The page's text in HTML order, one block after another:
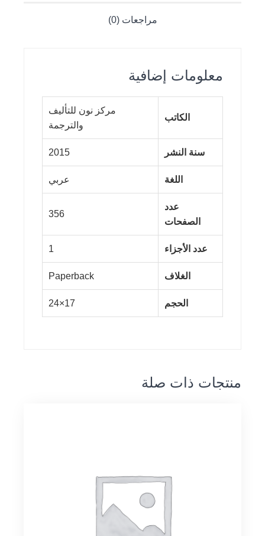
مراجعات (0)
معلومات إضافية
الكاتب
مركز نون للتأليف
والترجمة
سنة النشر 2015
اللغة عربي
عدد
الصفحات
356
عدد الأجزاء 1
الغلاف Paperback
الحجم 17×24
منتجات ذات صلة